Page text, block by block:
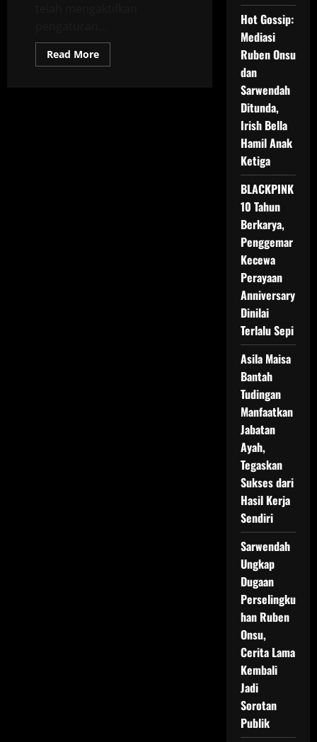
Read MoreRead
more
Hot Gossip:
Mediasi
Ruben Onsu
dan
Sarwendah
Ditunda,
Irish Bella
Hamil Anak
Ketiga
BLACKPINK
10 Tahun
Berkarya,
Penggemar
Kecewa
Perayaan
Anniversary
Dinilai
Terlalu Sepi
Asila Maisa
Bantah
Tudingan
Manfaatkan
Jabatan
Ayah,
Tegaskan
Sukses dari
Hasil Kerja
Sendiri
Sarwendah
Ungkap
Dugaan
Perselingku
han Ruben
Onsu,
Cerita Lama
Kembali
Jadi
Sorotan
Publik